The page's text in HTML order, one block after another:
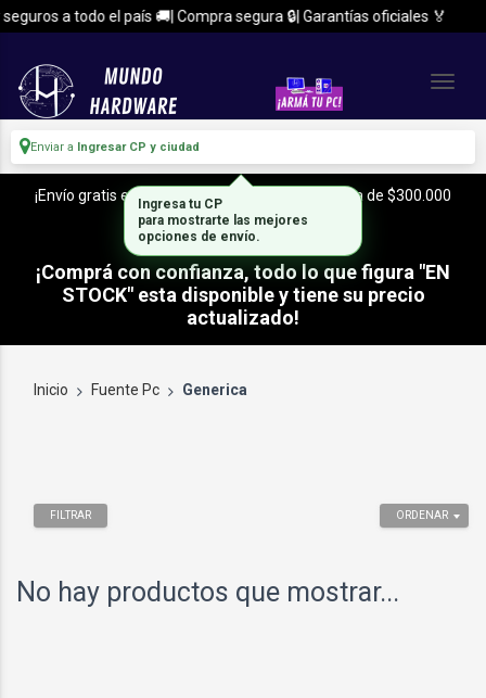
a todo el país 🚚| Compra segura 🔒| Garantías oficiales 🏅
Enviar a Ingresar CP y ciudad
¡Envío gratis en CABA y Zona Sur, con tu compra de $300.000
o mas!
¡Comprá con confianza, todo lo que figura "EN
STOCK" esta disponible y tiene su precio
actualizado!
Inicio Fuente Pc Generica
ORDENAR
FILTRAR
No hay productos que mostrar...
Ingresa tu CP
para mostrarte las mejores
opciones de envío.